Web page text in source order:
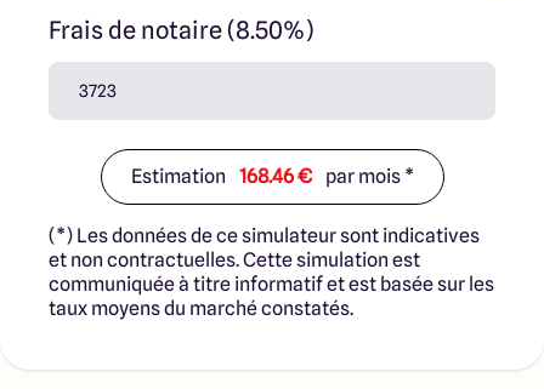
Frais de notaire (8.50%)
Estimation 168.46 € par mois *
(*) Les données de ce simulateur sont indicatives
et non contractuelles. Cette simulation est
communiquée à titre informatif et est basée sur les
taux moyens du marché constatés.